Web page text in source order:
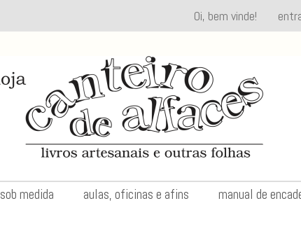
Oi, bem vinde!
sob medida aulas, oficinas e afins manual de